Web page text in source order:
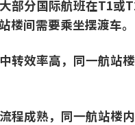
部分国际航班在T1或
楼间需要乘坐摆渡车。
转效率高，同一航站
程成熟，同一航站楼